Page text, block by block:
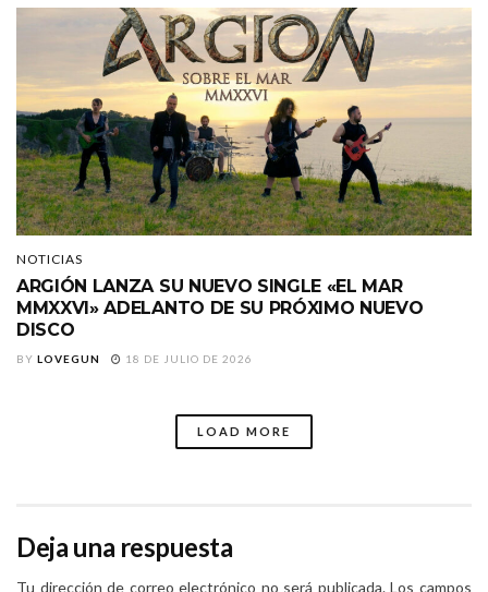
NOTICIAS
ARGIÓN LANZA SU NUEVO SINGLE «EL MAR
MMXXVI» ADELANTO DE SU PRÓXIMO NUEVO
DISCO
BY LOVEGUN 18 DE JULIO DE 2026
LOAD MORE
Deja una respuesta
Tu dirección de correo electrónico no será publicada. Los campos